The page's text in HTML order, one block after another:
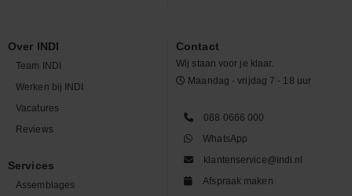
Over INDI
Team INDI
Werken bij INDI
Vacatures
Reviews
Services
Assemblages
Contact
Wij staan voor je klaar.
Maandag - vrijdag 7 - 18 uur
088 0666 000
WhatsApp
klantenservice@indi.nl
Afspraak maken